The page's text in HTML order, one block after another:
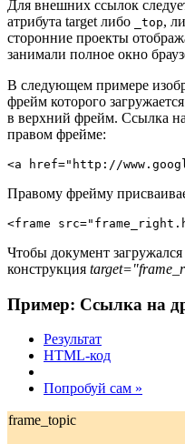
Для внешних ссылок
атрибута target либо
_top,
сторонние проекты
занимали полное окно
В следующем примере
фрейм которого
в верхний фрейм. Ссылка
правом фрейме:
<a href="http://
Правому фрейму
<frame
Чтобы документ
конструкция
Пример: Ссылка на
Результат
HTML-код
Попробуй сам »
frame_topic